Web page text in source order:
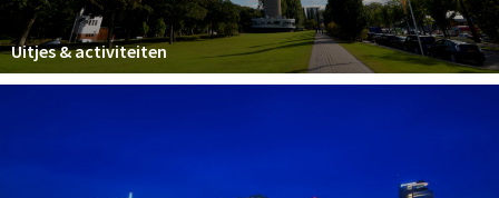
Uitjes & activiteiten